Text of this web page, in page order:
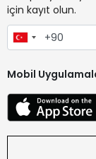
için kayıt olun.
Mobil